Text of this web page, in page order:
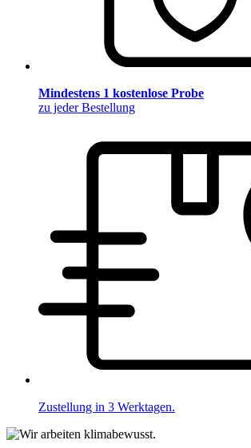
Mindestens 1 kostenlose Probe
zu jeder Bestellung
Zustellung in 3 Werktagen.